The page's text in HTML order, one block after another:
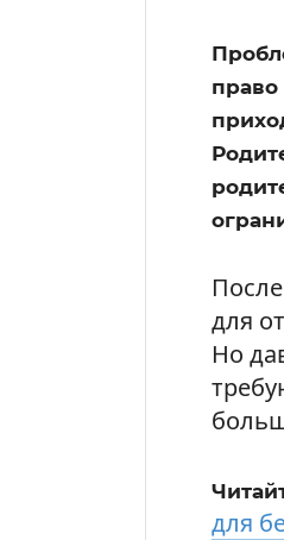
для
Но
для